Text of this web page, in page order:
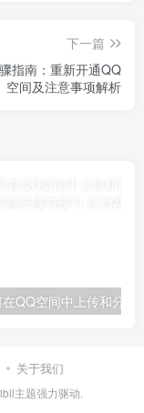
下一篇
指南：重新开通QQ
空间及注意事项解析
关于我们
主题强力驱动.